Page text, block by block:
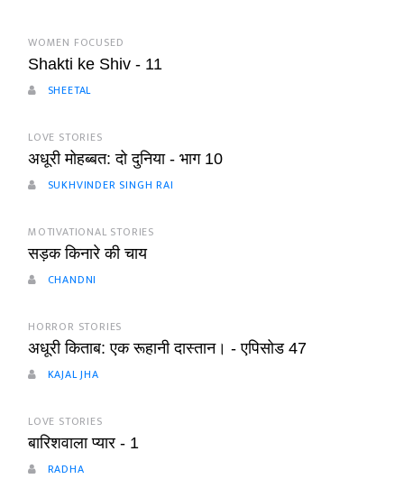
WOMEN FOCUSED
Shakti ke Shiv - 11
SHEETAL
LOVE STORIES
अधूरी मोहब्बत: दो दुनिया - भाग 10
SUKHVINDER SINGH RAI
MOTIVATIONAL STORIES
सड़क किनारे की चाय
CHANDNI
HORROR STORIES
अधूरी किताब: एक रूहानी दास्तान। - एपिसोड 47
KAJAL JHA
LOVE STORIES
बारिशवाला प्यार - 1
RADHA